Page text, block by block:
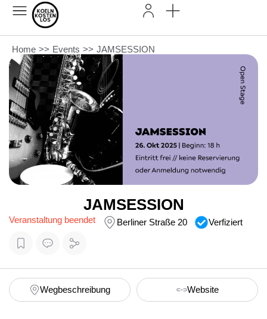
Home >> Events >> JAMSESSION
JAMSESSION
Veranstaltung beendet Berliner Straße 20 Verfiziert
Wegbeschreibung Website